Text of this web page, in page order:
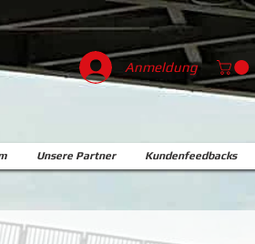
Anmeldung
Unsere Partner Kundenfeedbacks